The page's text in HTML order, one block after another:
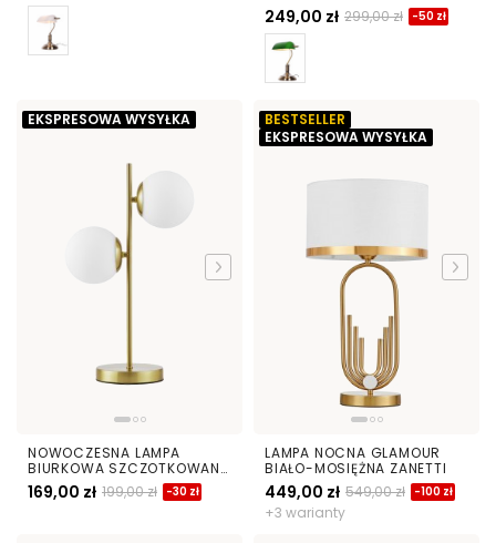
BIAŁA BANKER
249,00 zł 299,00 zł -50 zł
EKSPRESOWA WYSYŁKA
NOWOCZESNA LAMPA
BIURKOWA SZCZOTKOWANE
ZŁOTO TESO W2
169,00 zł 199,00 zł -30 zł
BESTSELLER
EKSPRESOWA WYSYŁKA
LAMPA NOCNA GLAMOUR
BIAŁO-MOSIĘŻNA ZANETTI
449,00 zł 549,00 zł -100 zł
+3 warianty